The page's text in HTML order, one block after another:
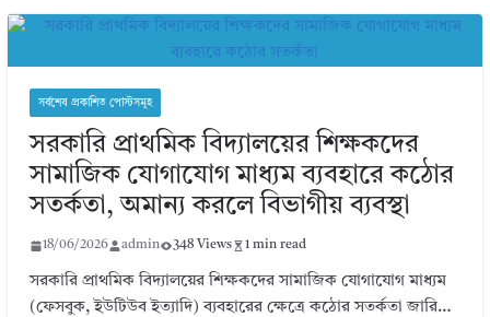
সর্বশেষ প্রকাশিত পোস্টসমূহ
সরকারি প্রাথমিক বিদ্যালয়ের শিক্ষকদের
সামাজিক যোগাযোগ মাধ্যম ব্যবহারে কঠোর
সতর্কতা, অমান্য করলে বিভাগীয় ব্যবস্থা
18/06/2026 admin 348 Views 1 min read
সরকারি প্রাথমিক বিদ্যালয়ের শিক্ষকদের সামাজিক যোগাযোগ মাধ্যম
(ফেসবুক, ইউটিউব ইত্যাদি) ব্যবহারের ক্ষেত্রে কঠোর সতর্কতা জারি…